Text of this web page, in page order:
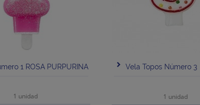
1 ROSA PURPURINA
1 unidad
Vela Topos Número 3
1 unidad